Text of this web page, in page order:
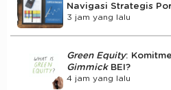
Navigasi Strategis
3 jam yang lalu
Green Equity:
Gimmick BEI?
4 jam yang lalu